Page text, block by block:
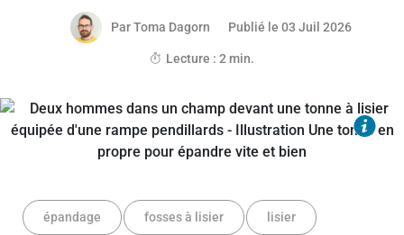
Article réservé aux abonnés
ParToma Dagorn Publié le 03 Juil 202623 juillet
Lecture : 2 min.
épandage fosses à lisier lisier